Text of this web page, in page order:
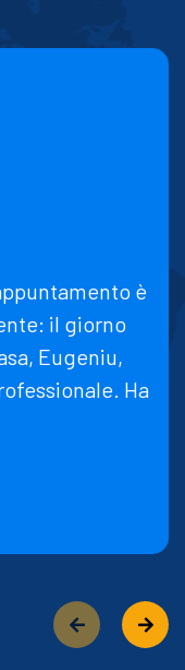
è
il giorno
Eugeniu,
Ha